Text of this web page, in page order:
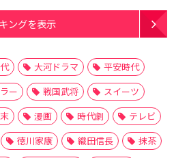
ングを表示
大河ドラマ
平安時代
ー 戦国武将
スイーツ
漫画 時代劇
テレビ
徳川家康 織田信長
抹茶